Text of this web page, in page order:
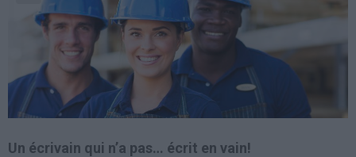
Un écrivain qui n’a pas… écrit en vain!